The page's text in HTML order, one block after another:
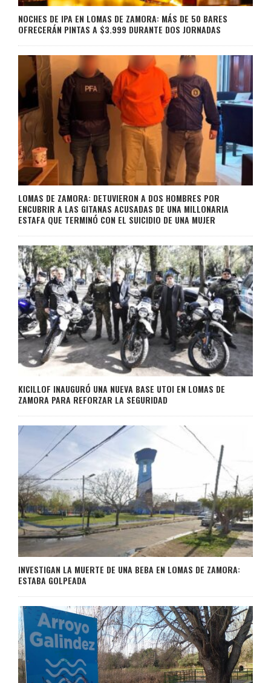
NOCHES DE IPA EN LOMAS DE ZAMORA: MÁS DE 50 BARES
OFRECERÁN PINTAS A $3.999 DURANTE DOS JORNADAS
LOMAS DE ZAMORA: DETUVIERON A DOS HOMBRES POR
ENCUBRIR A LAS GITANAS ACUSADAS DE UNA MILLONARIA
ESTAFA QUE TERMINÓ CON EL SUICIDIO DE UNA MUJER
KICILLOF INAUGURÓ UNA NUEVA BASE UTOI EN LOMAS DE
ZAMORA PARA REFORZAR LA SEGURIDAD
INVESTIGAN LA MUERTE DE UNA BEBA EN LOMAS DE ZAMORA:
ESTABA GOLPEADA